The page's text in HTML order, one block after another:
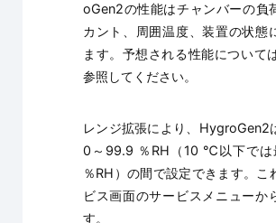
oGen2の性能はチャンバーの負
カント、周囲温度、装置の状態
ます。予想される性能について
参照してください。
レンジ拡張により、HygroGen2
0～99.9 ％RH（10 ℃以下では
％RH）の間で設定できます。こ
ビス画面のサービスメニューか
す。